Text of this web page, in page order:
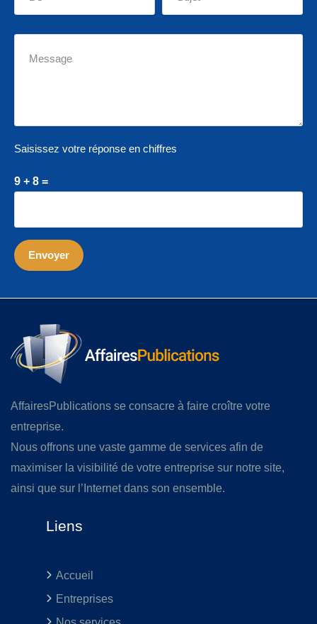
Saisissez votre réponse en chiffres
9 + 8 =
AffairesPublications se consacre à faire croître votre
entreprise.
Nous offrons une vaste gamme de services afin de
maximiser la visibilité de votre entreprise sur notre site,
ainsi que sur l’Internet dans son ensemble.
Liens
Accueil
Entreprises